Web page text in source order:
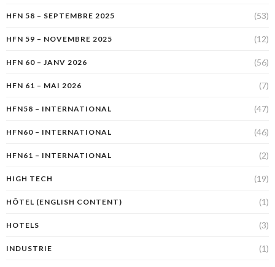
HFN 58 – SEPTEMBRE 2025 (53)
HFN 59 – NOVEMBRE 2025 (12)
HFN 60 – JANV 2026 (56)
HFN 61 – MAI 2026 (7)
HFN58 – INTERNATIONAL (47)
HFN60 – INTERNATIONAL (46)
HFN61 – INTERNATIONAL (2)
HIGH TECH (19)
HÔTEL (ENGLISH CONTENT) (1)
HOTELS (3)
INDUSTRIE (1)